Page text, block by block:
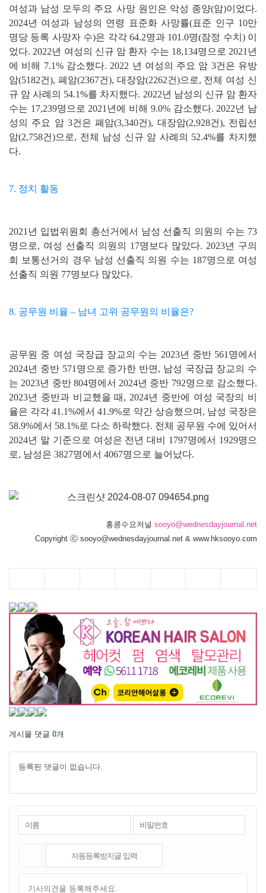
여성과 남성 모두의 주요 사망 원인은 악성 종양(암)이었다.
2024년 여성과 남성의 연령 표준화 사망률(표준 인구 10만
명당 등록 사망자 수)은 각각 64.2명과 101.0명(잠정 수치) 이
었다. 2022년 여성의 신규 암 환자 수는 18,134명으로 2021년
에 비해 7.1% 감소했다. 2022 년 여성의 주요 암 3건은 유방
암(5182건), 폐암(2367건), 대장암(2262건)으로, 전체 여성 신
규 암 사례의 54.1%를 차지했다. 2022년 남성의 신규 암 환자
수는 17,239명으로 2021년에 비해 9.0% 감소했다. 2022년 남
성의 주요 암 3건은 폐암(3,340건), 대장암(2,928건), 전립선
암(2,758건)으로, 전체 남성 신규 암 사례의 52.4%를 차지했
다.
7. 정치 활동
2021년 입법위원회 총선거에서 남성 선출직 의원의 수는 73
명으로, 여성 선출직 의원의 17명보다 많았다. 2023년 구의
회 보통선거의 경우 남성 선출직 의원 수는 187명으로 여성
선출직 의원 77명보다 많았다.
8. 공무원 비율 – 남녀 고위 공무원의 비율은?
공무원 중 여성 국장급 장교의 수는 2023년 중반 561명에서
2024년 중반 571명으로 증가한 반면, 남성 국장급 장교의 수
는 2023년 중반 804명에서 2024년 중반 792명으로 감소했다.
2023년 중반과 비교했을 때, 2024년 중반에 여성 국장의 비
율은 각각 41.1%에서 41.9%로 약간 상승했으며, 남성 국장은
58.9%에서 58.1%로 다소 하락했다. 전체 공무원 수에 있어서
2024년 말 기준으로 여성은 전년 대비 1797명에서 1929명으
로, 남성은 3827명에서 4067명으로 늘어났다.
홍콩수요저널 sooyo@wednesdayjournal.net
Copyright ⓒ sooyo@wednesdayjournal.net & www.hksooyo.com
게시물 댓글 0개
등록된 댓글이 없습니다.